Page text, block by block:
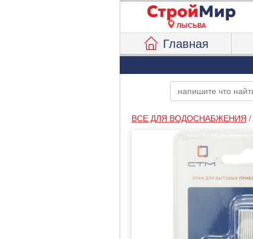
ЛЫСЬВА
Главная
ВСЕ ДЛЯ ВОДОСНАБЖЕНИЯ /